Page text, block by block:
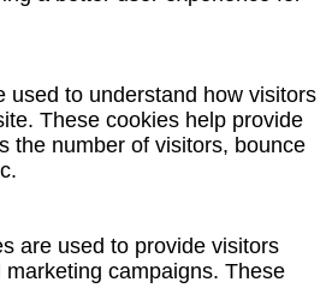
used to understand how visitors
These cookies help provide
the number of visitors, bounce
are used to provide visitors
campaigns. These